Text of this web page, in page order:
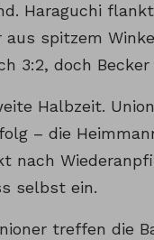
Haraguchi
spitzem
3:2, doch
Halbzeit.
– die
nach
selbst ein.
treffen die